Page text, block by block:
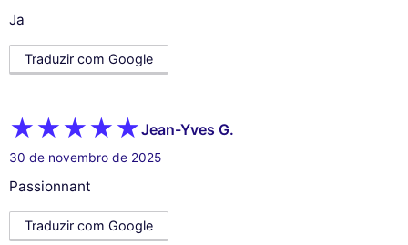
Ja
Traduzir com Google
Jean-Yves G.
30 de novembro de 2025
Passionnant
Traduzir com Google